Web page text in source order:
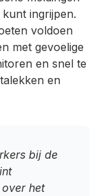
ingrijpen.
voldoen
met gevoelige
en snel te
en
bij de
het